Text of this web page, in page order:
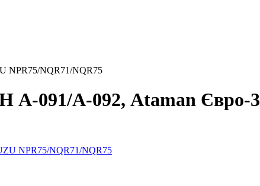
NPR75/NQR71/NQR75
А-091/А-092, Ataman Євро-